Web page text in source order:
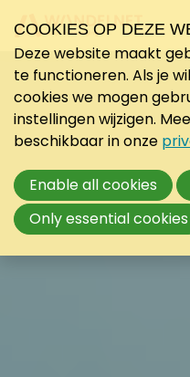
COOKIES OP DEZE
Deze website maakt
te functioneren. Als je
cookies we mogen
instellingen wijzigen.
beschikbaar in onze
Enable all cookies
Only essential cookies